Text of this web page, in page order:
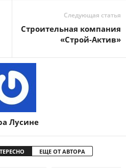
Следующая статья
Строительная компания
«Строй-Актив»
Лусине
ЕЩЕ ОТ АВТОРА